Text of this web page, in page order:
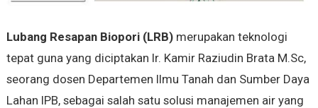
Lubang Resapan Biopori (LRB)merupakan teknologi
tepat guna yang diciptakan Ir. Kamir Raziudin Brata M.Sc,
seorang dosen Departemen Ilmu Tanah dan Sumber Daya
Lahan IPB, sebagai salah satu solusi manajemen air yang